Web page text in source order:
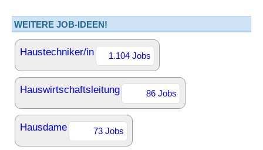
WEITERE JOB-IDEEN!
Haustechniker/in 1.104 Jobs
Hauswirtschaftsleitung 86 Jobs
Hausdame 73 Jobs